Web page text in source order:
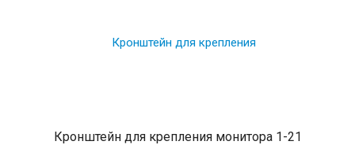
Кронштейн для крепления монитора 1-21